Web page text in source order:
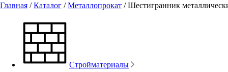
Главная /Каталог /Металлопрокат /Шестигранник
Стройматериалы